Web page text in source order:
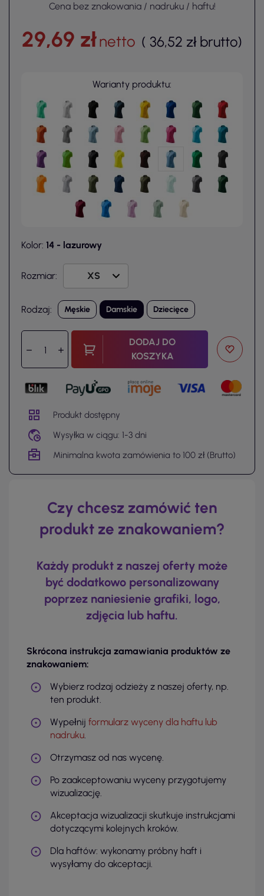
Cena bez znakowania / nadruku / haftu!
29,69 złnetto ( 36,52 zł brutto)
Warianty produktu:
Kolor: 14 - lazurowy
Rozmiar:
Rodzaj: Męskie Damskie Dziecięce
DODAJ DO
KOSZYKA
Produkt dostępny
Wysyłka w ciągu: 1-3 dni
Minimalna kwota zamówienia to 100 zł (Brutto)
Czy chcesz zamówić ten
produkt ze znakowaniem?
Każdy produkt z naszej oferty może
być dodatkowo personalizowany
poprzez naniesienie grafiki, logo,
zdjęcia lub haftu.
Skrócona instrukcja zamawiania produktów ze
znakowaniem:
Wybierz rodzaj odzieży z naszej oferty, np.
ten produkt.
Wypełnij formularz wyceny dla haftu lub
nadruku.
Otrzymasz od nas wycenę.
Po zaakceptowaniu wyceny przygotujemy
wizualizację.
Akceptacja wizualizacji skutkuje instrukcjami
dotyczącymi kolejnych kroków.
Dla haftów: wykonamy próbny haft i
wysyłamy do akceptacji.